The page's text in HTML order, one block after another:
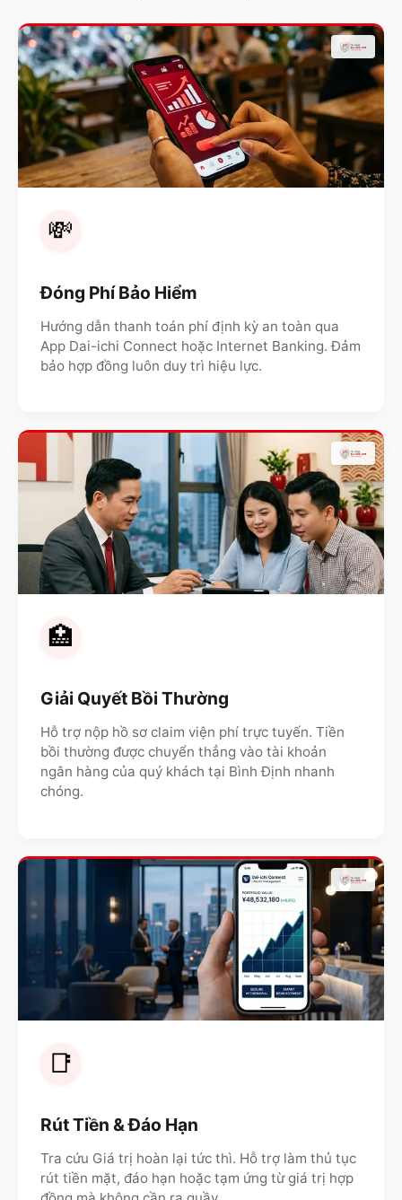
💸
Đóng Phí Bảo Hiểm
Hướng dẫn thanh toán phí định kỳ an toàn qua
App Dai-ichi Connect hoặc Internet Banking. Đảm
bảo hợp đồng luôn duy trì hiệu lực.
🏥
Giải Quyết Bồi Thường
Hỗ trợ nộp hồ sơ claim viện phí trực tuyến. Tiền
bồi thường được chuyển thẳng vào tài khoản
ngân hàng của quý khách tại Bình Định nhanh
chóng.
📑
Rút Tiền & Đáo Hạn
Tra cứu Giá trị hoàn lại tức thì. Hỗ trợ làm thủ tục
rút tiền mặt, đáo hạn hoặc tạm ứng từ giá trị hợp